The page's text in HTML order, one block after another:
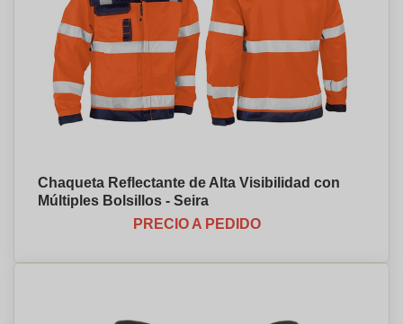
Chaqueta Reflectante de Alta Visibilidad con
Múltiples Bolsillos - Seira
PRECIO A PEDIDO